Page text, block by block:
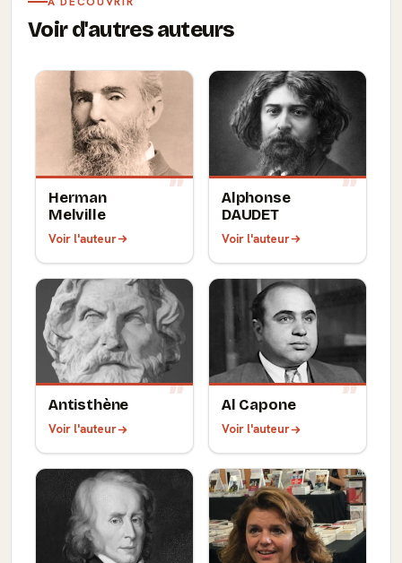
Voir d'autres auteurs
Herman
Melville
Voir l'auteur
Alphonse
DAUDET
Voir l'auteur
Antisthène
Voir l'auteur
Al Capone
Voir l'auteur